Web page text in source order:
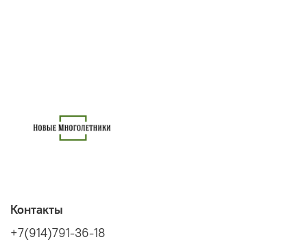
Контакты
+7(914)791-36-18